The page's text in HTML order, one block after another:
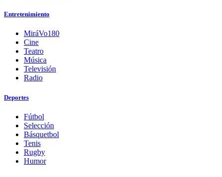
Entretenimiento
MiráVo180
Cine
Teatro
Música
Televisión
Radio
Deportes
Fútbol
Selección
Básquetbol
Tenis
Rugby
Humor